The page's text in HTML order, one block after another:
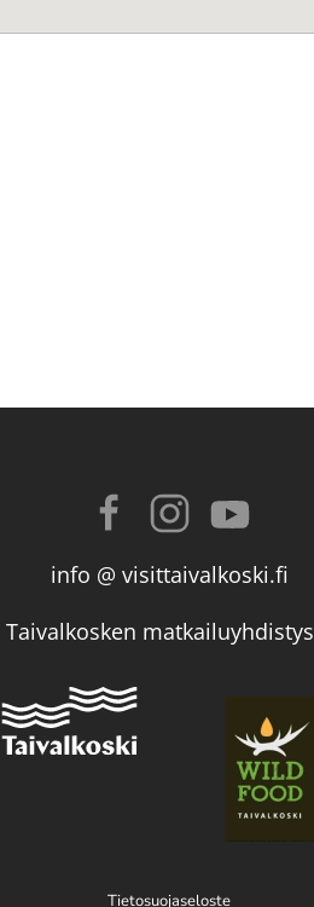
info @ visittaivalkoski.fi
Taivalkosken
Tietosuojaseloste